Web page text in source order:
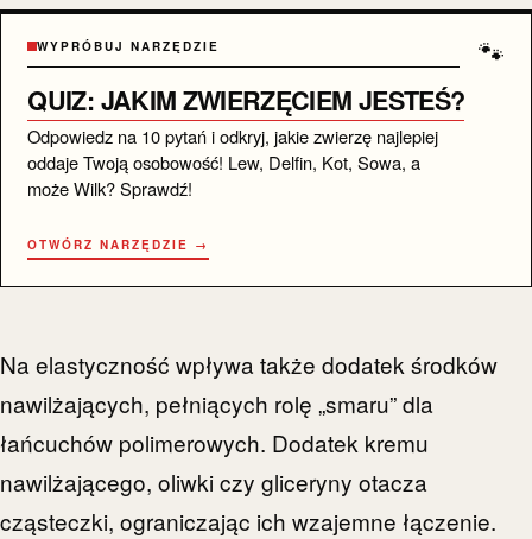
🐾
WYPRÓBUJ NARZĘDZIE
QUIZ: JAKIM ZWIERZĘCIEM JESTEŚ?
Odpowiedz na 10 pytań i odkryj, jakie zwierzę najlepiej
oddaje Twoją osobowość! Lew, Delfin, Kot, Sowa, a
może Wilk? Sprawdź!
OTWÓRZ NARZĘDZIE →
Na elastyczność wpływa także dodatek środków
nawilżających, pełniących rolę „smaru” dla
łańcuchów polimerowych. Dodatek kremu
nawilżającego, oliwki czy gliceryny otacza
cząsteczki, ograniczając ich wzajemne łączenie.